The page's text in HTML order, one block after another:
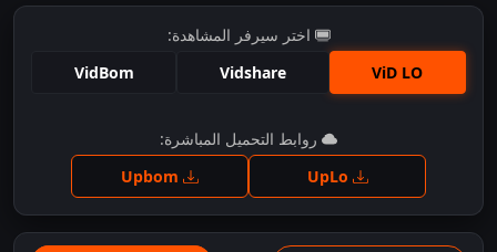
اختر سيرفر المشاهدة:
ViD LO
Vidshare
VidBom
اضغط للمشاهدة
روابط التحميل المباشرة: